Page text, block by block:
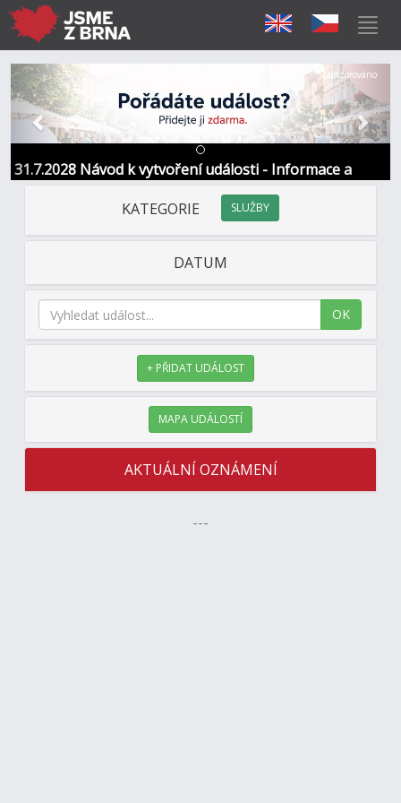
31.7.2028 Návod k vytvoření události - Informace a
kontakt
Předchozí Další
Sponzorováno
KATEGORIE SLUŽBY
DATUM
OK
+ PŘIDAT UDÁLOST
MAPA UDÁLOSTÍ
AKTUÁLNÍ OZNÁMENÍ
---